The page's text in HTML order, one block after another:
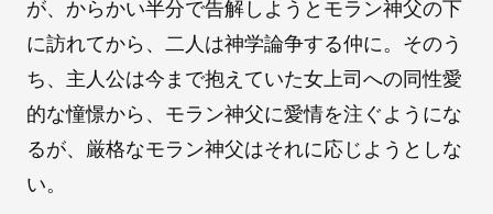
が、からかい半分で告解しようとモラン神父の下
に訪れてから、二人は神学論争する仲に。そのう
ち、主人公は今まで抱えていた女上司への同性愛
的な憧憬から、モラン神父に愛情を注ぐようにな
るが、厳格なモラン神父はそれに応じようとしな
い。